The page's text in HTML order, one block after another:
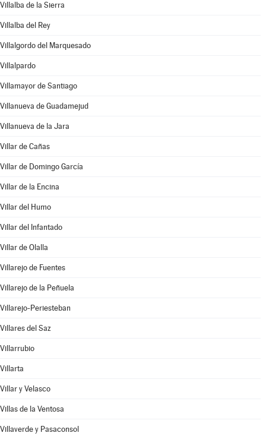
Villalba de la Sierra
Villalba del Rey
Villalgordo del Marquesado
Villalpardo
Villamayor de Santiago
Villanueva de Guadamejud
Villanueva de la Jara
Villar de Cañas
Villar de Domingo García
Villar de la Encina
Villar del Humo
Villar del Infantado
Villar de Olalla
Villarejo de Fuentes
Villarejo de la Peñuela
Villarejo-Periesteban
Villares del Saz
Villarrubio
Villarta
Villar y Velasco
Villas de la Ventosa
Villaverde y Pasaconsol